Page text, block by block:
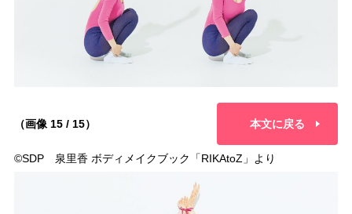
（画像 15 / 15） 本文に戻る
©︎SDP 泉里香 ボディメイクブック「RIKAtoZ」より